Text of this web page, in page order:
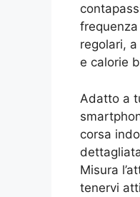
regolari,
e calorie
Adatto a
corsa
Misura
tenervi